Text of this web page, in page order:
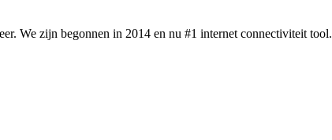
We zijn begonnen in 2014 en nu #1 internet connectiviteit tool.